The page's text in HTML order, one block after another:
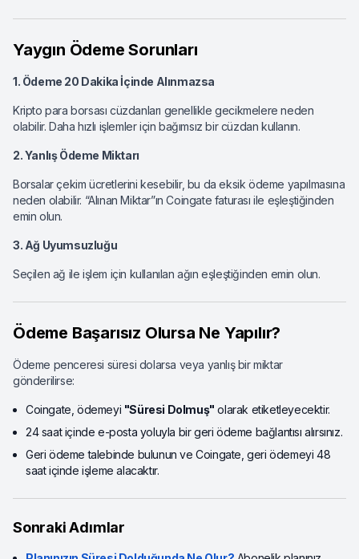
Yaygın Ödeme Sorunları
1. Ödeme 20 Dakika İçinde Alınmazsa
Kripto para borsası cüzdanları genellikle gecikmelere neden
olabilir. Daha hızlı işlemler için bağımsız bir cüzdan kullanın.
2. Yanlış Ödeme Miktarı
Borsalar çekim ücretlerini kesebilir, bu da eksik ödeme yapılmasına
neden olabilir. “Alınan Miktar”ın Coingate faturası ile eşleştiğinden
emin olun.
3. Ağ Uyumsuzluğu
Seçilen ağ ile işlem için kullanılan ağın eşleştiğinden emin olun.
Ödeme Başarısız Olursa Ne Yapılır?
Ödeme penceresi süresi dolarsa veya yanlış bir miktar
gönderilirse:
Coingate, ödemeyi "Süresi Dolmuş" olarak etiketleyecektir.
24 saat içinde e-posta yoluyla bir geri ödeme bağlantısı alırsınız.
Geri ödeme talebinde bulunun ve Coingate, geri ödemeyi 48
saat içinde işleme alacaktır.
Sonraki Adımlar